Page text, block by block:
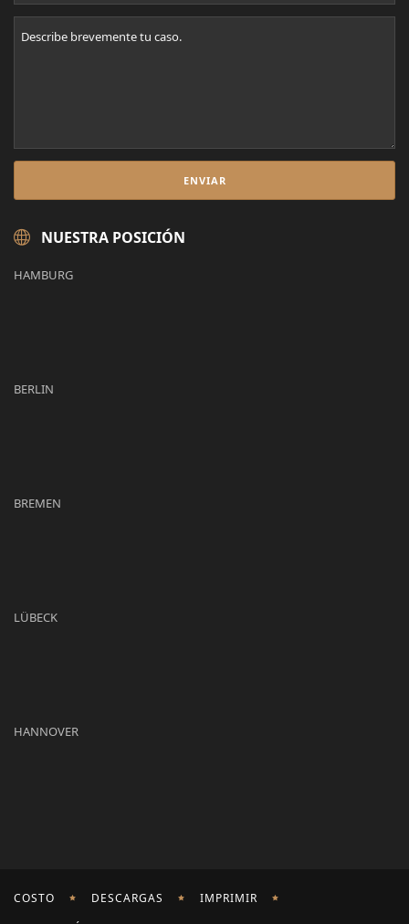
NUESTRA POSICIÓN
HAMBURG
BERLIN
BREMEN
LÜBECK
HANNOVER
COSTO DESCARGAS
IMPRIMIR